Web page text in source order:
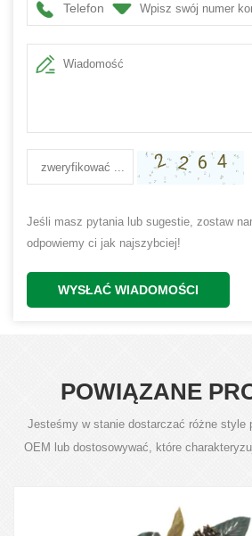
Telefon
Jeśli masz pytania lub sugestie, zostaw
odpowiemy ci jak najszybciej!
WYSŁAĆ WIADOMOŚCI
POWIĄZANE
Jesteśmy w stanie dostarczać różne style
OEM lub dostosowywać, które